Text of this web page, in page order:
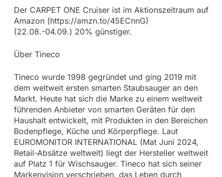
Der CARPET ONE Cruiser ist im Aktionszeitraum auf
Amazon (https://amzn.to/45ECnnG)
(22.08.-04.09.) 20% günstiger.
Über Tineco
Tineco wurde 1998 gegründet und ging 2019 mit
dem weltweit ersten smarten Staubsauger an den
Markt. Heute hat sich die Marke zu einem weltweit
führenden Anbieter von smarten Geräten für den
Haushalt entwickelt, mit Produkten in den Bereichen
Bodenpflege, Küche und Körperpflege. Laut
EUROMONITOR INTERNATIONAL (Mat Juni 2024,
Retail-Absätze weltweit) liegt der Hersteller weltweit
auf Platz 1 für Wischsauger. Tineco hat sich seiner
Markenvision verschrieben, das Leben durch